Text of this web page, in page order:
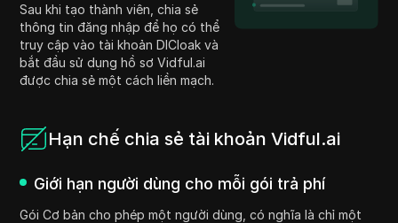
Sau khi tạo thành viên, chia sẻ
thông tin đăng nhập để họ có thể
truy cập vào tài khoản DICloak và
bắt đầu sử dụng hồ sơ Vidful.ai
được chia sẻ một cách liền mạch.
Hạn chế chia sẻ tài khoản Vidful.ai
Giới hạn người dùng cho mỗi gói trả phí
Gói Cơ bản cho phép một người dùng, có nghĩa là chỉ một